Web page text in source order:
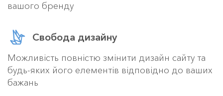
вашого бренду
Свобода дизайну
Можливість повністю змінити дизайн сайту та
будь-яких його елементів відповідно до ваших
бажань